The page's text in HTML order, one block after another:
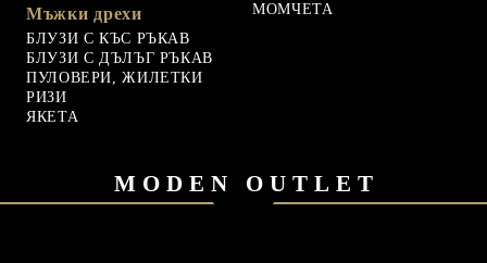
Мъжки дрехи
БЛУЗИ С КЪС РЪКАВ
БЛУЗИ С ДЪЛЪГ РЪКАВ
ПУЛОВЕРИ, ЖИЛЕТКИ
РИЗИ
ЯКЕТА
МОМЧЕТА
MODEN OUTLET